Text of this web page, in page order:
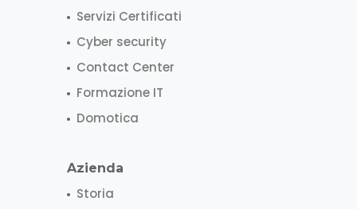
Servizi Certificati
Cyber security
Contact Center
Formazione IT
Domotica
Azienda
Storia